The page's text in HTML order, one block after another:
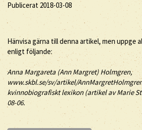
Publicerat 2018-03-08
Hänvisa gärna till denna artikel, men
enligt följande:
Anna Margareta (Ann Margret) Holmgren,
www.skbl.se/sv/artikel/
kvinnobiografiskt lexikon (artikel avMarie
08-06.